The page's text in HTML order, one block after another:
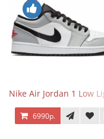
Nike Air Jordan 1 Low
6990р.